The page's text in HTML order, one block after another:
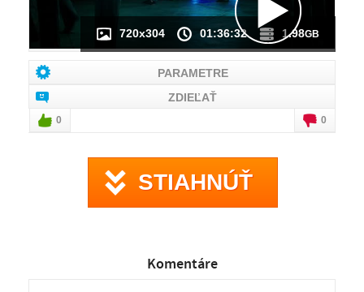
720x304 01:36:32 1.98GB
PARAMETRE
ZDIEĽAŤ
0 0
STIAHNÚŤ
Komentáre